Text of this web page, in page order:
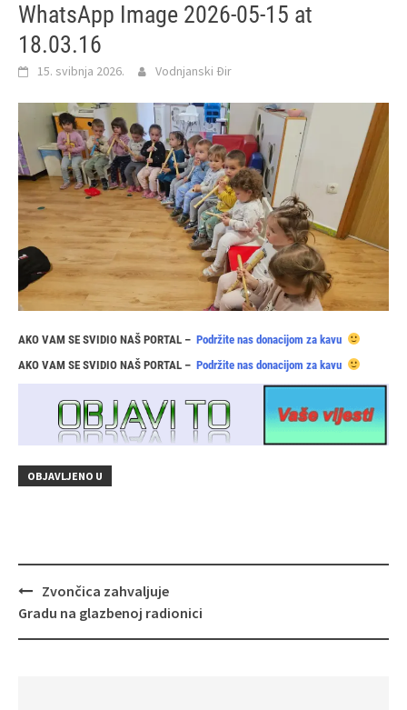
WhatsApp Image 2026-05-15 at
18.03.16
15. svibnja 2026. Vodnjanski Đir
AKO VAM SE SVIDIO NAŠ PORTAL – Podržite nas donacijom za kavu
AKO VAM SE SVIDIO NAŠ PORTAL – Podržite nas donacijom za kavu
OBJAVLJENO U
Navigacija
objava
Zvončica zahvaljuje
Gradu na glazbenoj radionici